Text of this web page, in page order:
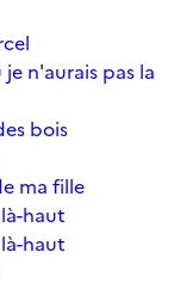
n'aurais pas la
bois
ma fille
haut
haut